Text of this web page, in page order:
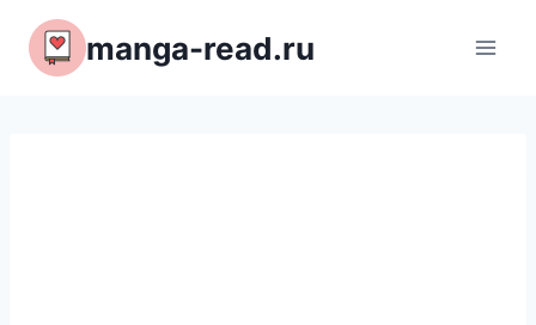
Перейти
содержимому
manga-read.ru